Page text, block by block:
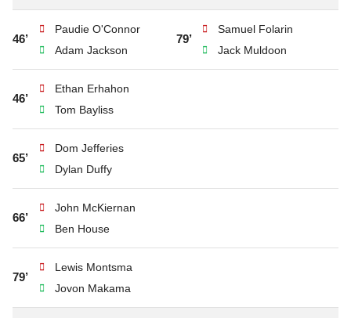
46’
Paudie O'Connor
Adam Jackson
79’
Samuel Folarin
Jack Muldoon
46’
Ethan Erhahon
Tom Bayliss
65’
Dom Jefferies
Dylan Duffy
66’
John McKiernan
Ben House
79’
Lewis Montsma
Jovon Makama